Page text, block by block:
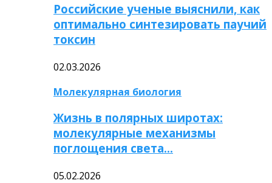
Российские ученые выяснили, как
оптимально синтезировать паучий
токсин
02.03.2026
Молекулярная биология
Жизнь в полярных широтах:
молекулярные механизмы
поглощения света…
05.02.2026